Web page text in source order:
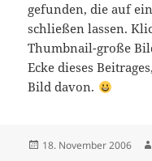
gefunden, die auf
schließen lassen.
Thumbnail-große
Ecke dieses
Bild davon.
Veröffentlicht
18. November 2006